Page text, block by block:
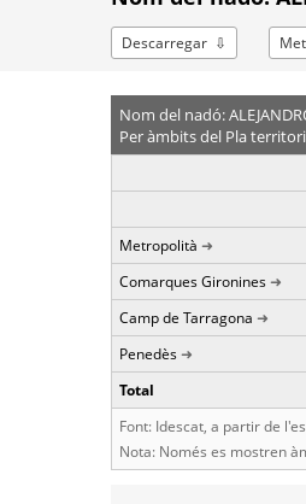
Descarregar
Nom del nadó:
Per àmbits del Pla
Metropolità
Comarques Gironines
Camp de Tarragona
Penedès
Total
Font: Idescat, a partir de
Nota: Només es mostren